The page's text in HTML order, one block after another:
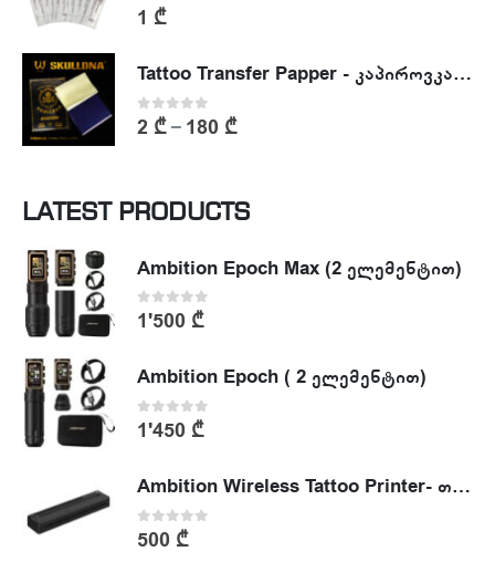
0 out of 5
1 ₾
Tattoo Transfer Papper - კაპიროვკა - ტატუს ესკიზის კოპირების ქაღალდი
0out of 5
2 ₾– 180 ₾
LATEST PRODUCTS
Ambition Epoch Max (2 ელემენტით)
0out of 5
1'500 ₾
Ambition Epoch ( 2 ელემენტით)
0out of 5
1'450 ₾
Ambition Wireless Tattoo Printer- თერმული პრინტერი
0out of 5
500 ₾